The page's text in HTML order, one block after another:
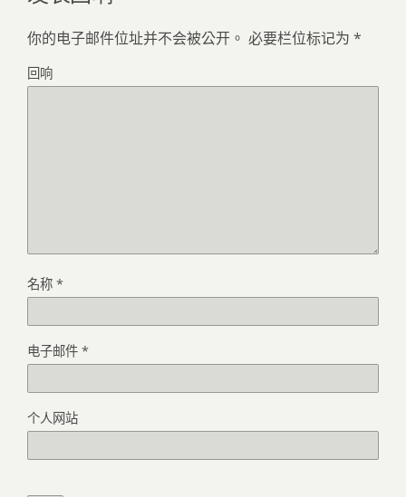
你的电子邮件位址并不会被公开。 必要栏位标记为 *
回响
名称 *
电子邮件 *
个人网站